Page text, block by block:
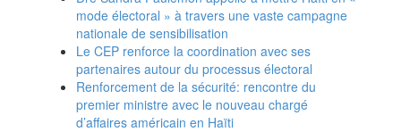
mode électoral » à travers une vaste campagne
nationale de sensibilisation
Le CEP renforce la coordination avec ses
partenaires autour du processus électoral
Renforcement de la sécurité: rencontre du
premier ministre avec le nouveau chargé
d’affaires américain en Haïti